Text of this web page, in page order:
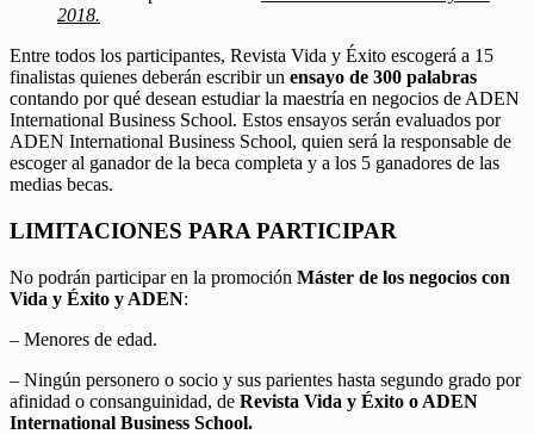
2018.
Entre todos los participantes, Revista Vida y Éxito escogerá a 15
finalistas quienes deberán escribir un ensayo de 300 palabras
contando por qué desean estudiar la maestría en negocios de ADEN
International Business School. Estos ensayos serán evaluados por
ADEN International Business School, quien será la responsable de
escoger al ganador de la beca completa y a los 5 ganadores de las
medias becas.
LIMITACIONES PARA PARTICIPAR
No podrán participar en la promoción Máster de los negocios con
Vida y Éxito y ADEN:
– Menores de edad.
– Ningún personero o socio y sus parientes hasta segundo grado por
afinidad o consanguinidad, de Revista Vida y Éxito o ADEN
International Business School.